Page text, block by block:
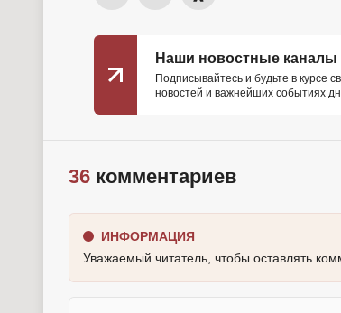
Наши новостные каналы
Подписывайтесь и будьте в курсе
новостей и важнейших событиях
36 комментариев
ИНФОРМАЦИЯ
Уважаемый читатель, чтобы оставлять